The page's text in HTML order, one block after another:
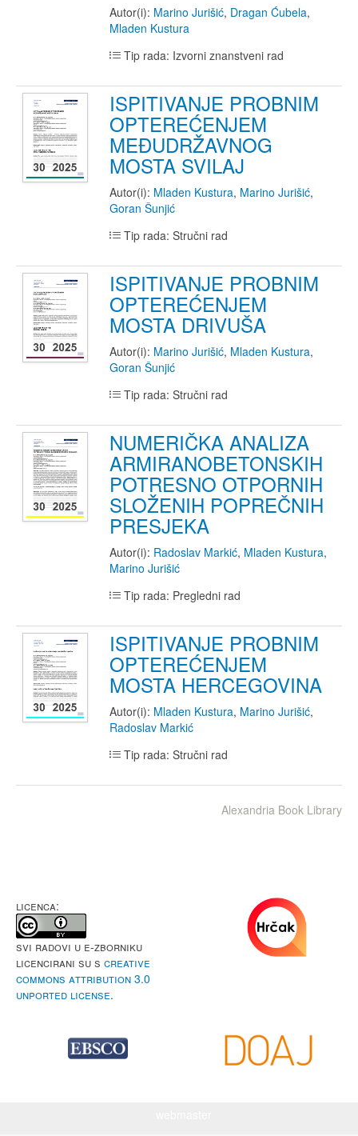
Autor(i): Marino Jurišić, Dragan Ćubela,
Mladen Kustura
Tip rada: Izvorni znanstveni rad
ISPITIVANJE PROBNIM
OPTEREĆENJEM
MEĐUDRŽAVNOG
MOSTA SVILAJ
Autor(i): Mladen Kustura, Marino Jurišić,
Goran Šunjić
Tip rada: Stručni rad
ISPITIVANJE PROBNIM
OPTEREĆENJEM
MOSTA DRIVUŠA
Autor(i): Marino Jurišić, Mladen Kustura,
Goran Šunjić
Tip rada: Stručni rad
NUMERIČKA ANALIZA
ARMIRANOBETONSKIH
POTRESNO OTPORNIH
SLOŽENIH POPREČNIH
PRESJEKA
Autor(i): Radoslav Markić, Mladen Kustura,
Marino Jurišić
Tip rada: Pregledni rad
ISPITIVANJE PROBNIM
OPTEREĆENJEM
MOSTA HERCEGOVINA
Autor(i): Mladen Kustura, Marino Jurišić,
Radoslav Markić
Tip rada: Stručni rad
Alexandria Book Library
LICENCA:
Svi radovi u e-Zborniku
licencirani su s Creative
Commons Attribution 3.0
Unported License.